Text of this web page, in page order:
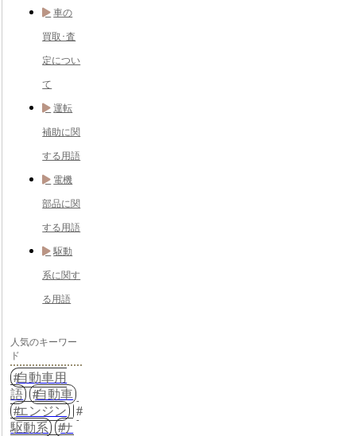
車の
買取･査
定につい
て
運転
補助に関
する用語
電機
部品に関
する用語
駆動
系に関す
る用語
人気のキーワー
ド
自動車用
語
自動車
エンジン
駆動系
サ